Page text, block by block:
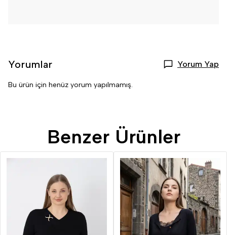
Yorumlar Yorum Yap
Bu ürün için henüz yorum yapılmamış.
Benzer Ürünler